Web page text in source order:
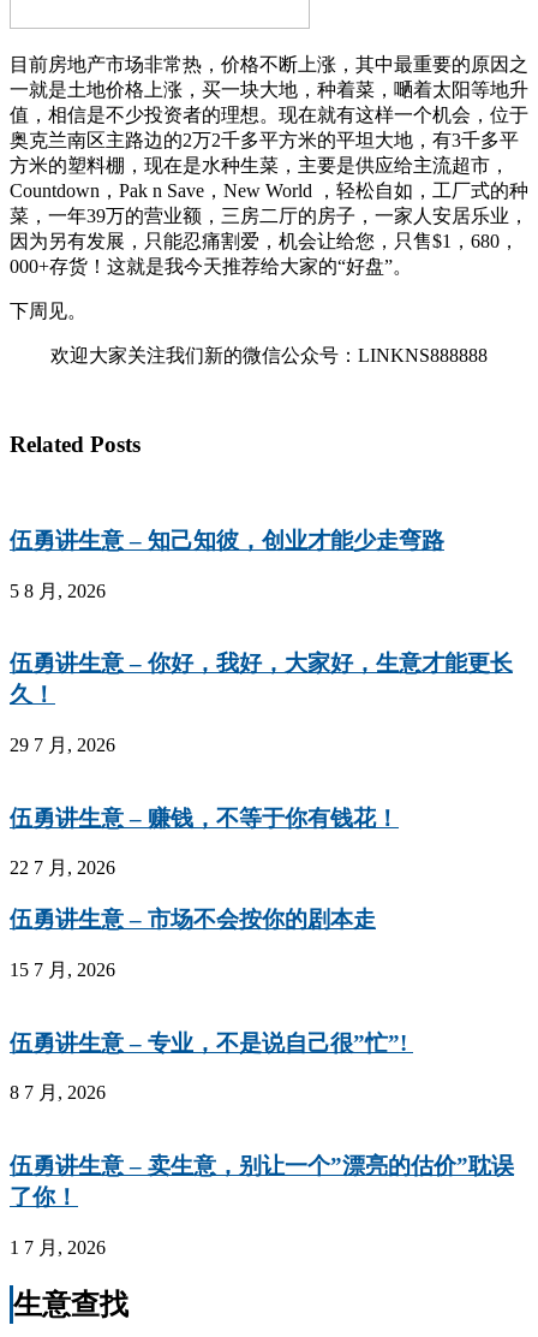
目前房地产市场非常热，价格不断上涨，其中最重要的原因之
一就是土地价格上涨，买一块大地，种着菜，嗮着太阳等地升
值，相信是不少投资者的理想。现在就有这样一个机会，位于
奥克兰南区主路边的2万2千多平方米的平坦大地，有3千多平
方米的塑料棚，现在是水种生菜，主要是供应给主流超市，
Countdown，Pak n Save，New World ，轻松自如，工厂式的种
菜，一年39万的营业额，三房二厅的房子，一家人安居乐业，
因为另有发展，只能忍痛割爱，机会让给您，只售$1，680，
000+存货！这就是我今天推荐给大家的“好盘”。
下周见。
欢迎大家关注我们新的微信公众号：LINKNS888888
Related Posts
伍勇讲生意 – 知己知彼，创业才能少走弯路
5 8 月, 2026
伍勇讲生意 – 你好，我好，大家好，生意才能更长
久！
29 7 月, 2026
伍勇讲生意 – 赚钱，不等于你有钱花！
22 7 月, 2026
伍勇讲生意 – 市场不会按你的剧本走
15 7 月, 2026
伍勇讲生意 – 专业，不是说自己很”忙”!
8 7 月, 2026
伍勇讲生意 – 卖生意，别让一个”漂亮的估价”耽误
了你！
1 7 月, 2026
生意查找